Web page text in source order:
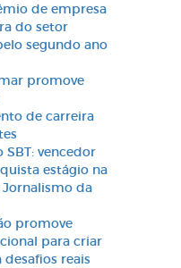
de empresa
do setor
segundo ano
promove
de carreira
SBT: vencedor
estágio na
Jornalismo da
promove
para criar
desafios reais